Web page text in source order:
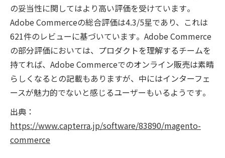
の妥当性に関してはより高い評価を受けています​​。
Adobe Commerceの総合評価は4.3/5星であり、これは
621件のレビューに基づいています​​。Adobe Commerce
の部分評価においては、プロダクトを理解するチームを
持てれば、Adobe Commerceでのオンライン販売は素晴
らしくなるとの記載もありますが、中にはインターフェ
ースが魅力的でないと感じるユーザーもいるようです​​。
出典：
https://www.capterra.jp/software/83890/magento-
commerce